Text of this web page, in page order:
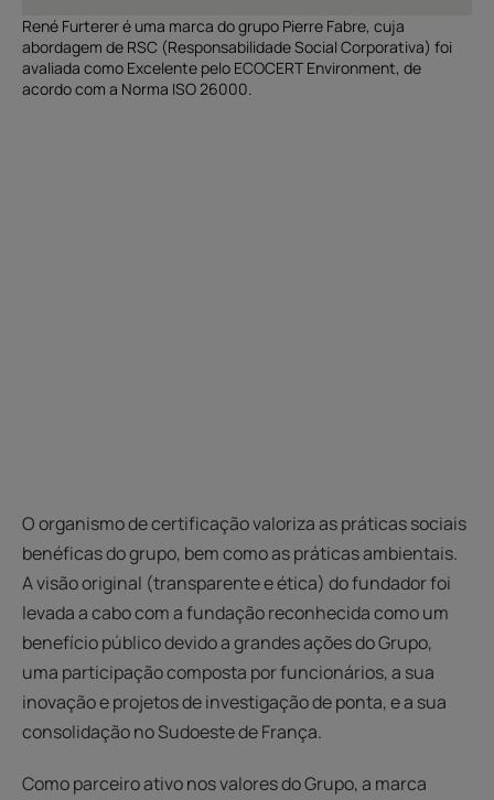
René Furterer é uma marca do grupo Pierre Fabre, cuja
abordagem de RSC (Responsabilidade Social Corporativa) foi
avaliada como Excelente pelo ECOCERT Environment, de
acordo com a Norma ISO 26000.
O organismo de certificação valoriza as práticas sociais
benéficas do grupo, bem como as práticas ambientais.
A visão original (transparente e ética) do fundador foi
levada a cabo com a fundação reconhecida como um
benefício público devido a grandes ações do Grupo,
uma participação composta por funcionários, a sua
inovação e projetos de investigação de ponta, e a sua
consolidação no Sudoeste de França.
Como parceiro ativo nos valores do Grupo, a marca